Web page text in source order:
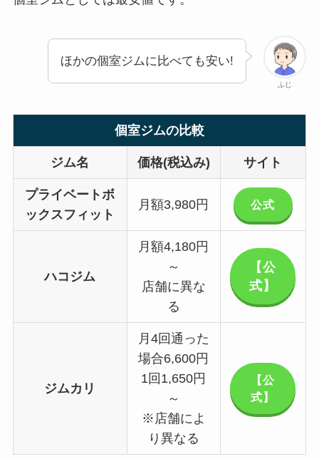
ふじ
ほかの個室ジムに比べても安い!
個室ジムの比較
ジム名 価格(税込み) サイト
プライベートボ
ックスフィット
月額3,980円 公式
ハコジム
月額4,180円
～
店舗に異な
る
【公
式】
ジムカリ
月4回通った
場合6,600円
1回1,650円
～
※店舗によ
り異なる
【公
式】